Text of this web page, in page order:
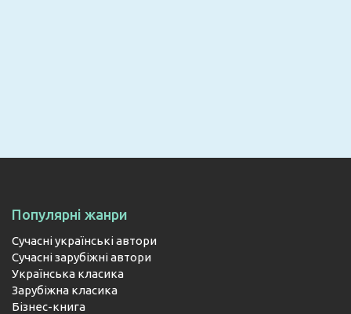
Популярні жанри
Сучасні українські автори
Сучасні зарубіжні автори
Українська класика
Зарубіжна класика
Бізнес-книга